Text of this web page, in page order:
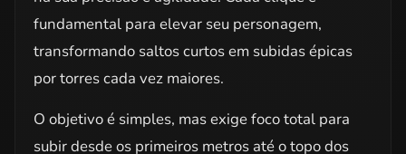
fundamental para elevar seu personagem,
transformando saltos curtos em subidas épicas
por torres cada vez maiores.
O objetivo é simples, mas exige foco total para
subir desde os primeiros metros até o topo dos